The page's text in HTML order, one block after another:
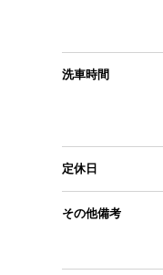
キーワード
洗車時間
定休日
その他備考